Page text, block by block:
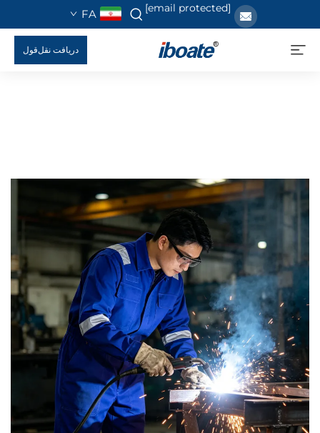
[email protected]
FA
دریافت نقل‌قول